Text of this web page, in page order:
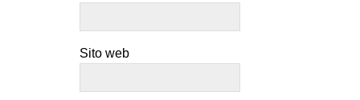
Sito web